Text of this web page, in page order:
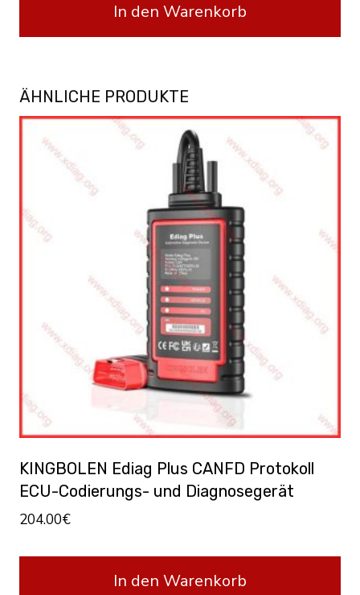
In den Warenkorb
ÄHNLICHE PRODUKTE
KINGBOLEN Ediag Plus CANFD Protokoll
ECU-Codierungs- und Diagnosegerät
204.00€
In den Warenkorb